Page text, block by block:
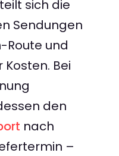
sich die
Sendungen
Route und
Bei
den
nach
–